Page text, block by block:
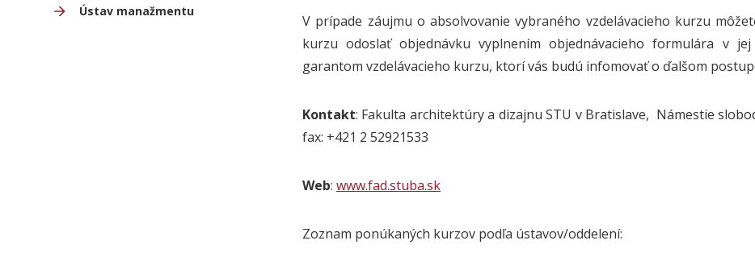
Ústav manažmentu
V prípade záujmu o absolvovanie vybraného vzdelávacieho kurzu
kurzu odoslať objednávku vyplnením objednávacieho formulára v
garantom vzdelávacieho kurzu, ktorí vás budú infomovať o ďalšom
Kontakt: Fakulta architektúry a dizajnu STU v Bratislave, Námestie
fax: +421 2 52921533
Web: www.fad.stuba.sk
Zoznam ponúkaných kurzov podľa ústavov/oddelení: